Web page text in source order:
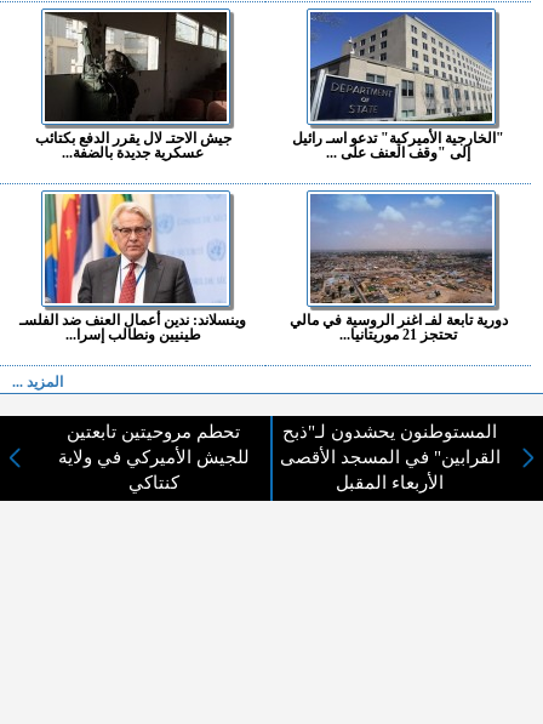
"الخارجية الأميركية" تدعو اسـ رائيل
إلى "وقف العنف على ...
جيش الاحتـ لال يقرر الدفع بكتائب
عسكرية جديدة بالضفة...
دورية تابعة لفـ اغنر الروسية في مالي
تحتجز 21 موريتانيا...
وينسلاند: ندين أعمال العنف ضد الفلسـ
طينيين ونطالب إسرا...
المزيد ...
اختيارات القراء
المستوطنون يحشدون لـ"ذبح
القرابين" في المسجد الأقصى
الأربعاء المقبل
تحطم مروحيتين تابعتين
للجيش الأميركي في ولاية
كنتاكي